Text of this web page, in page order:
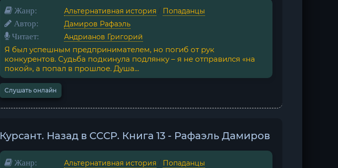
Жанр: Альтернативная история Попаданцы
Автор: Дамиров Рафаэль
Читает: Андрианов Григорий
Я был успешным предпринимателем, но погиб от рук
конкурентов. Судьба подкинула подлянку – я не отправился «на
покой», а попал в прошлое. Душа...
Слушать онлайн
Курсант. Назад в СССР. Книга 13 - Рафаэль Дамиров
Жанр: Альтернативная история Попаданцы